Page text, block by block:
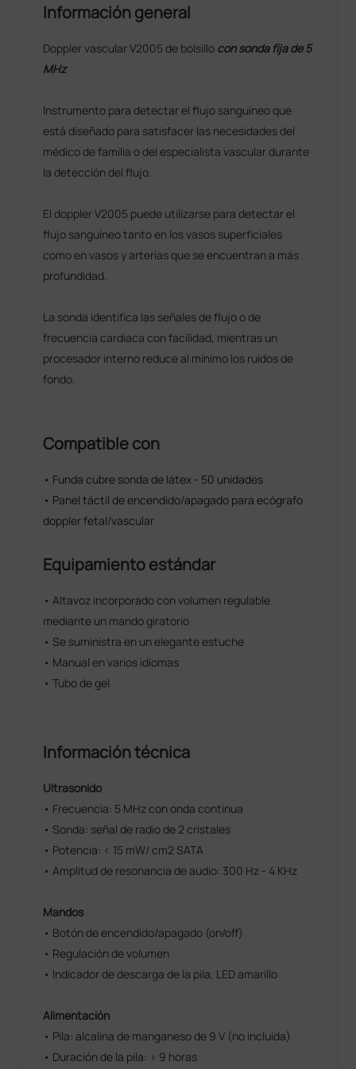
Información general
Doppler vascular V2005 de bolsillo con sonda fija de 5
MHz
Instrumento para detectar el flujo sanguíneo que
está diseñado para satisfacer las necesidades del
médico de familia o del especialista vascular durante
la detección del flujo.
El doppler V2005 puede utilizarse para detectar el
flujo sanguíneo tanto en los vasos superficiales
como en vasos y arterias que se encuentran a más
profundidad.
La sonda identifica las señales de flujo o de
frecuencia cardiaca con facilidad, mientras un
procesador interno reduce al mínimo los ruidos de
fondo.
Compatible con
• Funda cubre sonda de látex - 50 unidades
• Panel táctil de encendido/apagado para ecógrafo
doppler fetal/vascular
Equipamiento estándar
• Altavoz incorporado con volumen regulable
mediante un mando giratorio
• Se suministra en un elegante estuche
• Manual en varios idiomas
• Tubo de gel
Información técnica
Ultrasonido
• Frecuencia: 5 MHz con onda continua
• Sonda: señal de radio de 2 cristales
• Potencia: < 15 mW/ cm2 SATA
• Amplitud de resonancia de audio: 300 Hz - 4 KHz
Mandos
• Botón de encendido/apagado (on/off)
• Regulación de volumen
• Indicador de descarga de la pila, LED amarillo
Alimentación
• Pila: alcalina de manganeso de 9 V (no incluida)
• Duración de la pila: > 9 horas